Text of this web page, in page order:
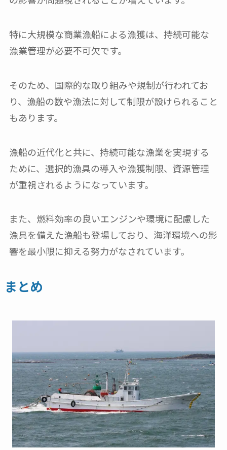
特に大規模な商業漁船による漁獲は、持続可能な
漁業管理が必要不可欠です。
そのため、国際的な取り組みや規制が行われてお
り、漁船の数や漁法に対して制限が設けられること
もあります。
漁船の近代化と共に、持続可能な漁業を実現する
ために、選択的漁具の導入や漁獲制限、資源管理
が重視されるようになっています。
また、燃料効率の良いエンジンや環境に配慮した
漁具を備えた漁船も登場しており、海洋環境への影
響を最小限に抑える努力がなされています。
まとめ